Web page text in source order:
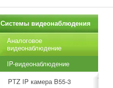
Системы видеонаблюдения
Аналоговое
видеонаблюдение
IP-видеонаблюдение
PTZ IP камера B55-3